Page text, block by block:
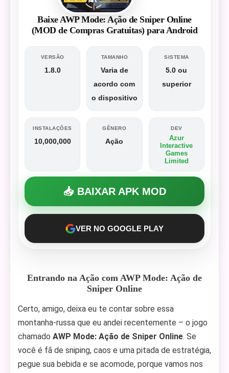
Baixe AWP Mode: Ação de Sniper Online
(MOD de Compras Gratuitas) para Android
VERSÃO
1.8.0
TAMANHO
Varia de
acordo com
o dispositivo
SISTEMA
5.0 ou
superior
INSTALAÇÕES
10,000,000
GÊNERO
Ação
DEV
Azur
Interactive
Games
Limited
📥 BAIXAR APK MOD
VER NO GOOGLE PLAY
Entrando na Ação com AWP Mode: Ação de
Sniper Online
Certo, amigo, deixa eu te contar sobre essa
montanha-russa que eu andei recentemente – o jogo
chamado AWP Mode: Ação de Sniper Online. Se
você é fã de sniping, caos e uma pitada de estratégia,
pegue sua bebida e se acomode, porque vamos nos